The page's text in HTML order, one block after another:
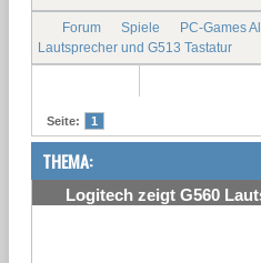
Forum Spiele PC-Games
Lautsprecher und G513 Tastatur
Seite: 1
THEMA:
Logitech zeigt G560